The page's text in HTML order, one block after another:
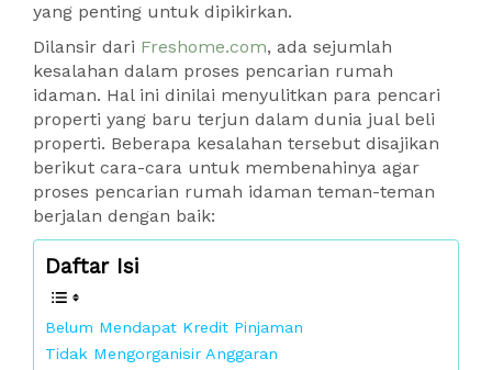
yang penting untuk dipikirkan.
Dilansir dari Freshome.com, ada sejumlah
kesalahan dalam proses pencarian rumah
idaman. Hal ini dinilai menyulitkan para pencari
properti yang baru terjun dalam dunia jual beli
properti. Beberapa kesalahan tersebut disajikan
berikut cara-cara untuk membenahinya agar
proses pencarian rumah idaman teman-teman
berjalan dengan baik:
Daftar Isi
Belum Mendapat Kredit Pinjaman
Tidak Mengorganisir Anggaran